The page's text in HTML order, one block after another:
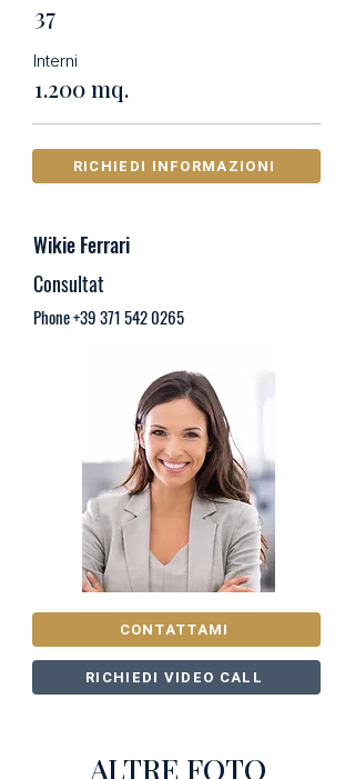
37
Interni
1.200 mq.
RICHIEDI INFORMAZIONI
Wikie Ferrari
Consultat
Phone+39 371 542 0265
CONTATTAMI
RICHIEDI VIDEO CALL
ALTRE FOTO